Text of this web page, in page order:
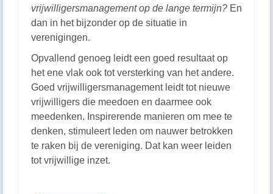
vrijwilligersmanagement op de lange termijn? En
dan in het bijzonder op de situatie in
verenigingen.
Opvallend genoeg leidt een goed resultaat op
het ene vlak ook tot versterking van het andere.
Goed vrijwilligersmanagement leidt tot nieuwe
vrijwilligers die meedoen en daarmee ook
meedenken. Inspirerende manieren om mee te
denken, stimuleert leden om nauwer betrokken
te raken bij de vereniging. Dat kan weer leiden
tot vrijwillige inzet.